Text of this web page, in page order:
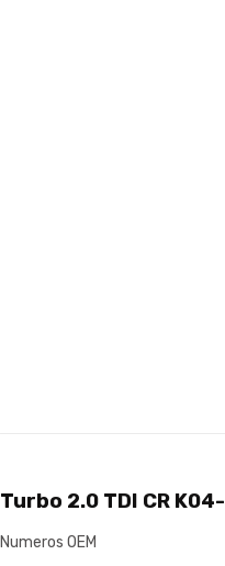
Turbo 2.0 TDI CR
Numeros OEM